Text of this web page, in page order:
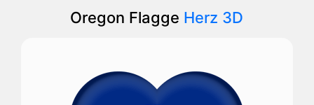
Oregon Flagge Herz 3D